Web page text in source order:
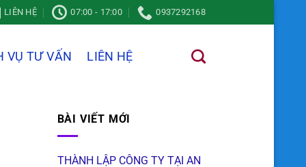
LIÊN HỆ 07:00 - 17:00 0937292168
VỤ TƯ VẤN LIÊN HỆ
BÀI VIẾT MỚI
THÀNH LẬP CÔNG TY TẠI AN